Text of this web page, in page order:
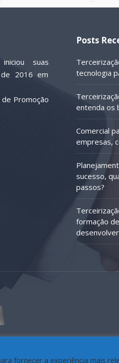
suas
2016 em
Promoção
Posts
tecnologia
entenda os
Comercial
empresas,
sucesso,
passos?
formação
fornecer a experiência mais